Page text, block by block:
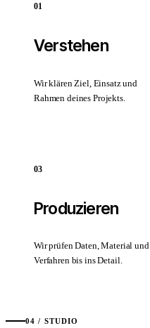
01
Verstehen
Wir klären Ziel, Einsatz und
Rahmen deines Projekts.
03
Produzieren
Wir prüfen Daten, Material und
Verfahren bis ins Detail.
04 / STUDIO